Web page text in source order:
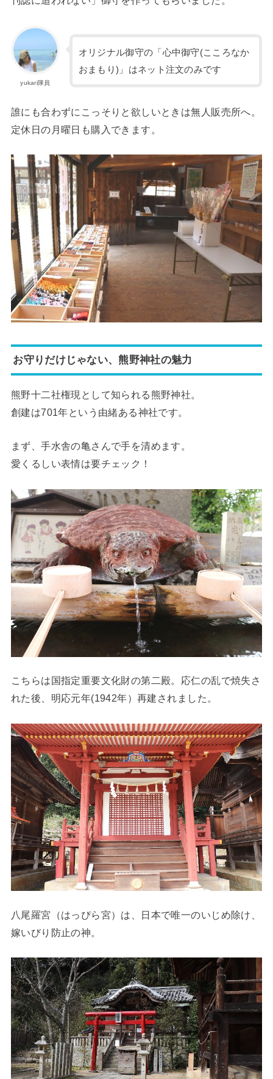
yukari隊員
オリジナル御守の「心中御守(こころなか
おまもり)」はネット注文のみです
誰にも合わずにこっそりと欲しいときは無人販売所へ。
定休日の月曜日も購入できます。
お守りだけじゃない、熊野神社の魅力
熊野十二社権現として知られる熊野神社。
創建は701年という由緒ある神社です。
まず、手水舎の亀さんで手を清めます。
愛くるしい表情は要チェック！
こちらは国指定重要文化財の第二殿。応仁の乱で焼失さ
れた後、明応元年(1942年）再建されました。
八尾羅宮（はっぴら宮）は、日本で唯一のいじめ除け、
嫁いびり防止の神。